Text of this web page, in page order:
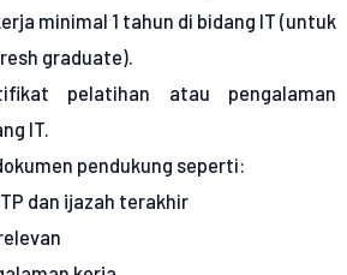
minimal 1 tahun di bidang IT (untuk
graduate).
pelatihan atau pengalaman
IT.
pendukung seperti:
dan ijazah terakhir